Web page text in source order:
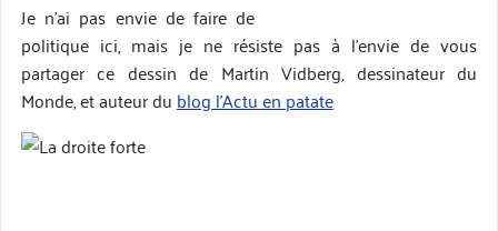
Je n'ai pas envie de faire de
politique ici, mais je ne résiste pas à l'envie de vous
partager ce dessin de Martin Vidberg, dessinateur du
Monde, et auteur du blog l'Actu en patate